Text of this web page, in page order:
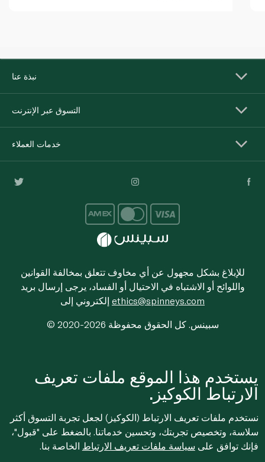
نبذة عنا
التسوق عبر الإنترنت
خدمات العملاء
للإبلاغ بشكل مجهول عن أي مخاوف تتعلق بمخالفة القوانين
واللوائح أو الاشتباه في الاحتيال أو الفساد، يرجى إرسال بريد
ethics@spinneys.com
© 2020-2026 سبينس. كل الحقوق محفوظة
يستخدم هذا الموقع ملفات تعريف
الارتباط الكوكيز.
نستخدم ملفات تعريف الارتباط (الكوكيز) لجعل تجربة التسوق أكثر
سلاسة، وتخصيص تجربتك، وتحسين خدماتنا. بالضغط على "قبول"،
فإنك توافق على سياسة ملفات تعريف الارتباط الخاصة بنا.